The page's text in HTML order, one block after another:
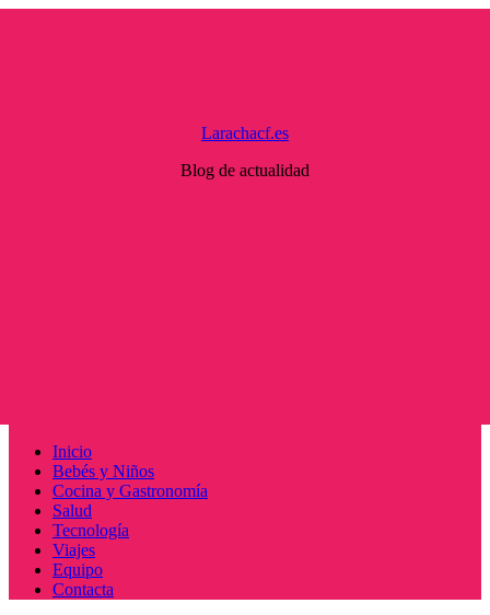
Larachacf.es
Blog de actualidad
Menú
principal
Inicio
Bebés y Niños
Cocina y Gastronomía
Salud
Tecnología
Viajes
Equipo
Contacta